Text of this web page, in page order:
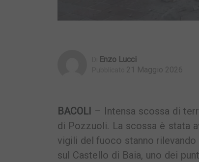
Enzo Lucci
21 Maggio 2026
BACOLI – Intensa scossa di
di Pozzuoli. La scossa è stata
vigili del fuoco stanno
sul Castello di Baia, uno dei